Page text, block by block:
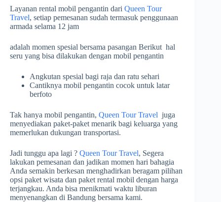
Layanan rental mobil pengantin dari Queen Tour
Travel, setiap pemesanan sudah termasuk penggunaan
armada selama 12 jam
adalah momen spesial bersama pasangan Berikut hal
seru yang bisa dilakukan dengan mobil pengantin
Angkutan spesial bagi raja dan ratu sehari
Cantiknya mobil pengantin cocok untuk latar
berfoto
Tak hanya mobil pengantin, Queen Tour Travel juga
menyediakan paket-paket menarik bagi keluarga yang
memerlukan dukungan transportasi.
Jadi tunggu apa lagi ? Queen Tour Travel, Segera
lakukan pemesanan dan jadikan momen hari bahagia
Anda semakin berkesan menghadirkan beragam pilihan
opsi paket wisata dan paket rental mobil dengan harga
terjangkau. Anda bisa menikmati waktu liburan
menyenangkan di Bandung bersama kami.